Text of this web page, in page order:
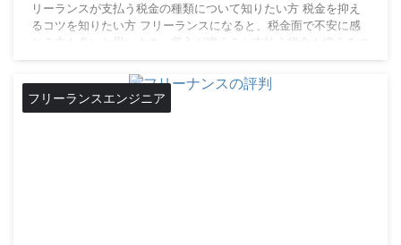
リーランスが支払う税金の種類について知りたい方 税金を抑え
るコツを知りたい方 フリーランスになると、税金面で不安に感
じる方も多いと思います。収入が増えると支払う税金も増えるの
ておくことをおすすめします。 フリーランスが ...
フリーランスエンジニア